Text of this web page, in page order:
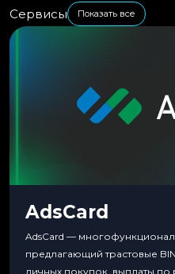
Сервисы Показать все
AdsCard
AdsCard —
предлагающий трастовые
личных покупок, выплаты по